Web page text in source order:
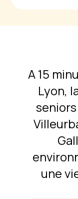
A 15
Lyon,
une